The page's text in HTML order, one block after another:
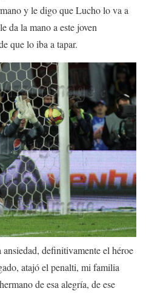
y le digo que Lucho lo va a
da la mano a este joven
que lo iba a tapar.
ansiedad, definitivamente el héroe
atajó el penalti, mi familia
de esa alegría, de ese